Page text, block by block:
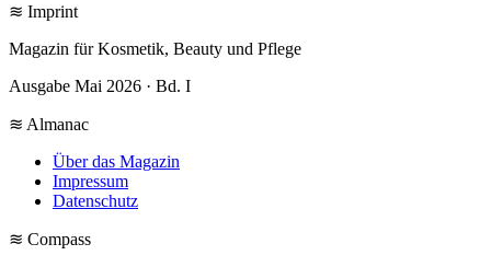
≋ Imprint
Magazin für Kosmetik, Beauty und Pflege
Ausgabe Mai 2026 · Bd. I
≋ Almanac
Über das Magazin
Impressum
Datenschutz
≋ Compass